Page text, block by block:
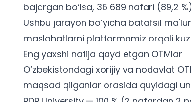
bajargan bo‘lsa, 36 689 nafari (89,2
Ushbu jarayon bo‘yicha batafsil
maslahatlarni platformamiz orqali
Eng yaxshi natija qayd etgan OTMlar
O‘zbekistondagi xorijiy va nodavlat
maqsad qilganlar orasida quyidagi